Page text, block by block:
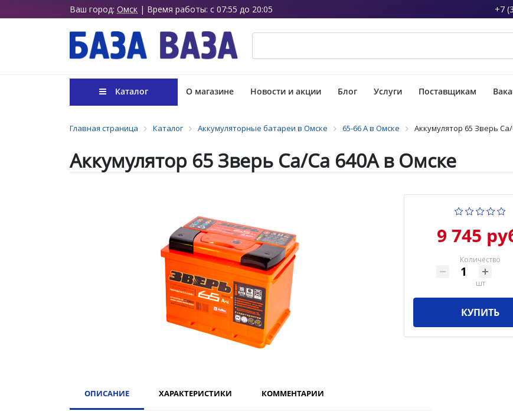
Ваш город: Омск | Время работы: с 07:55 до 20:05 +7
Каталог О магазине Новости и акции Блог Услуги Поставщикам
Главная страница Каталог Аккумуляторные батареи в Омске 65-66 А в Омске Аккумулятор 65 Зверь
Аккумулятор 65 Зверь Ca/Ca 640А в Омске
9 745
Количество
шт
КУПИТЬ
ОПИСАНИЕ ХАРАКТЕРИСТИКИ КОММЕНТАРИИ